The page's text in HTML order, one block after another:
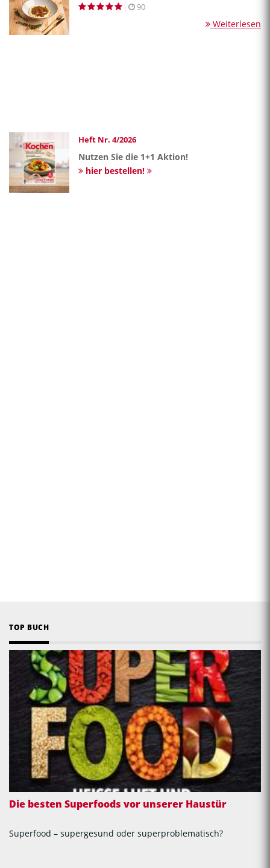
90
Weiterlesen
Heft Nr. 4/2026
Nutzen Sie die 1+1 Aktion!
hier bestellen!
TOP BUCH
Die besten Superfoods vor unserer Haustür
Superfood – supergesund oder superproblematisch?